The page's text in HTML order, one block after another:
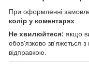
При оформленні
колір у коментарях
Не хвилюйтеся: якщо
обов'язково зв'яжеться
відправкою.